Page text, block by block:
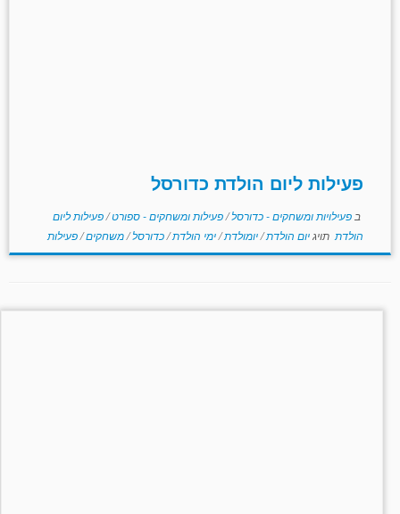
פעילות ליום הולדת כדורסל
ב פעילויות ומשחקים - כדורסל/פעילות ומשחקים - ספורט/פעילות ליום
הולדת תויגיום הולדת/יומולדת/ימי הולדת/כדורסל/משחקים/פעילות